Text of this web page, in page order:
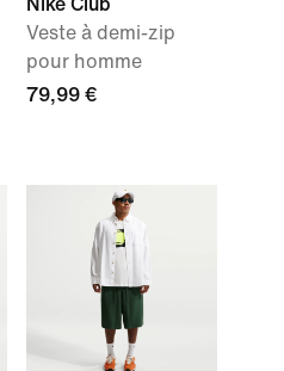
Nike Club
Veste à demi-zip
pour homme
79,99 €